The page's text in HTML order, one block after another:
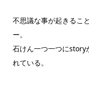
不思議な事が起きるこ
ー。
石けん一つ一つにstory
れている。